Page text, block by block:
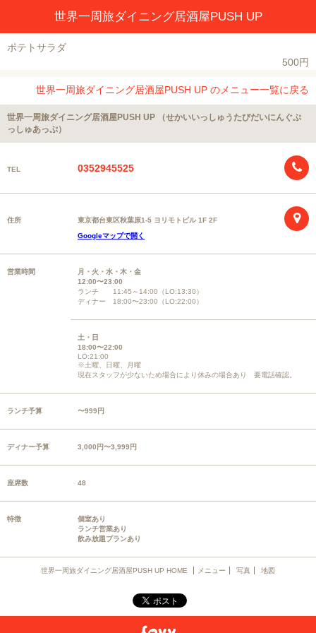
世界一周旅ダイニング居酒屋PUSH UP
ポテトサラダ
500円
世界一周旅ダイニング居酒屋PUSH UP のメニュー一覧に戻る
世界一周旅ダイニング居酒屋PUSH UP （せかいいっしゅうたびだいにんぐぷ
っしゅあっぷ）
TEL 0352945525
住所
東京都台東区秋葉原1-5 ヨリモトビル 1F 2F
Googleマップで開く
営業時間
月・火・水・木・金
12:00〜23:00
ランチ 11:45～14:00（LO:13:30）
ディナー 18:00〜23:00（LO:22:00）
土・日
18:00〜22:00
LO:21:00
※土曜、日曜、月曜
現在スタッフが少ないため場合により休みの場合あり 要電話確認。
ランチ予算 〜999円
ディナー予算 3,000円〜3,999円
座席数 48
特徴
個室あり
ランチ営業あり
飲み放題プランあり
世界一周旅ダイニング居酒屋PUSH UP HOME メニュー 写真 地図